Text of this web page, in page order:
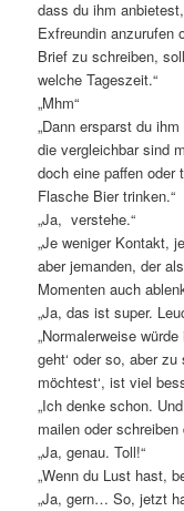
dass du ihm
Exfreundin anzurufen
Brief zu schreiben,
welche Tageszeit.“
„Mhm“
„Dann ersparst du
die vergleichbar sind
doch eine paffen oder
Flasche Bier trinken.“
„Ja, verstehe.“
„Je weniger Kontakt,
aber jemanden, der
Momenten auch
„Ja, das ist super.
„Normalerweise
geht‘ oder so, aber
möchtest‘, ist viel
„Ich denke schon.
mailen oder
„Ja, genau. Toll!“
„Wenn du Lust hast,
„Ja, gern… So, jetzt